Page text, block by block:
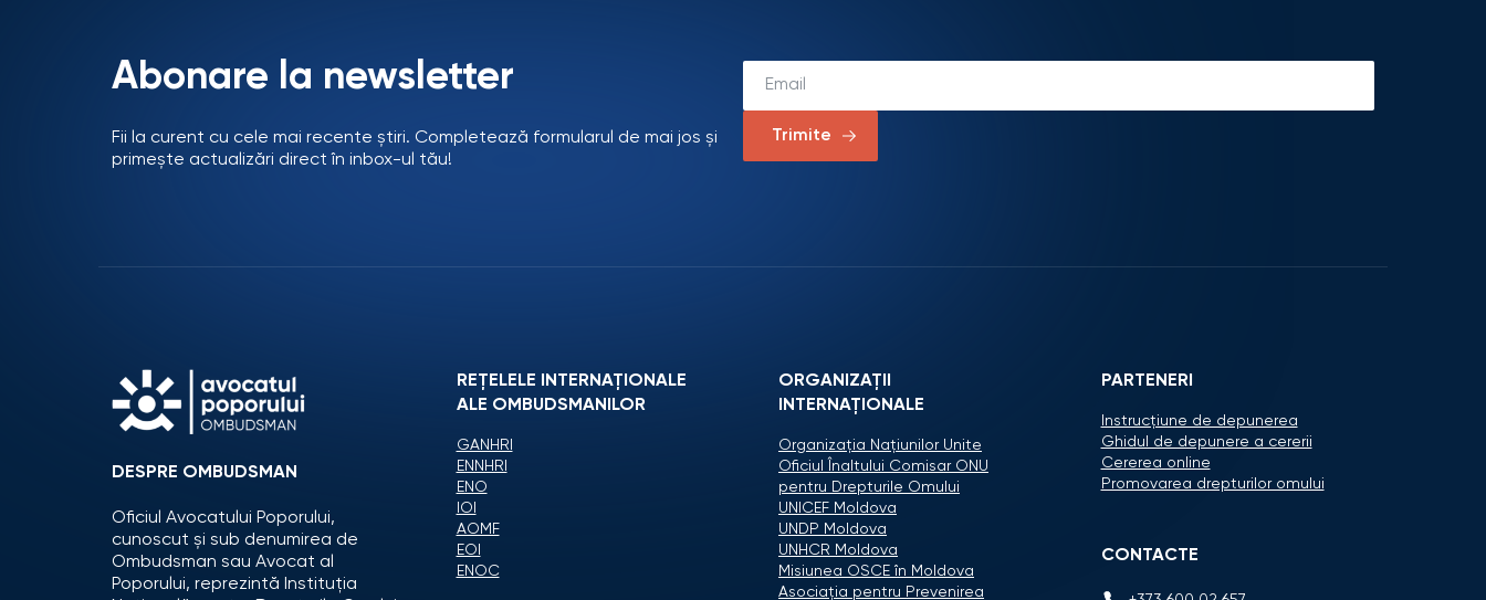
Abonare la newsletter
Fii la curent cu cele mai recente știri. Completează formularul de mai jos și
primește actualizări direct în inbox-ul tău!
Trimite
DESPRE OMBUDSMAN
Oficiul Avocatului Poporului,
cunoscut și sub denumirea de
Ombudsman sau Avocat al
Poporului, reprezintă Instituția
REȚELELE INTERNAȚIONALE
ALE OMBUDSMANILOR
GANHRI
ENNHRI
ENO
IOI
AOMF
EOI
ENOC
ORGANIZAŢII
INTERNAŢIONALE
Organizaţia Naţiunilor Unite
Oficiul Înaltului Comisar ONU
pentru Drepturile Omului
UNICEF Moldova
UNDP Moldova
UNHCR Moldova
Misiunea OSCE în Moldova
Asociaţia pentru Prevenirea
PARTENERI
Instrucțiune de depunerea
Ghidul de depunere a cererii
Cererea online
Promovarea drepturilor omului
CONTACTE